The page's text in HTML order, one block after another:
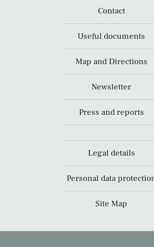
Contact
Useful documents
Map and Directions
Newsletter
Press and reports
Legal details
Personal data
Site Map